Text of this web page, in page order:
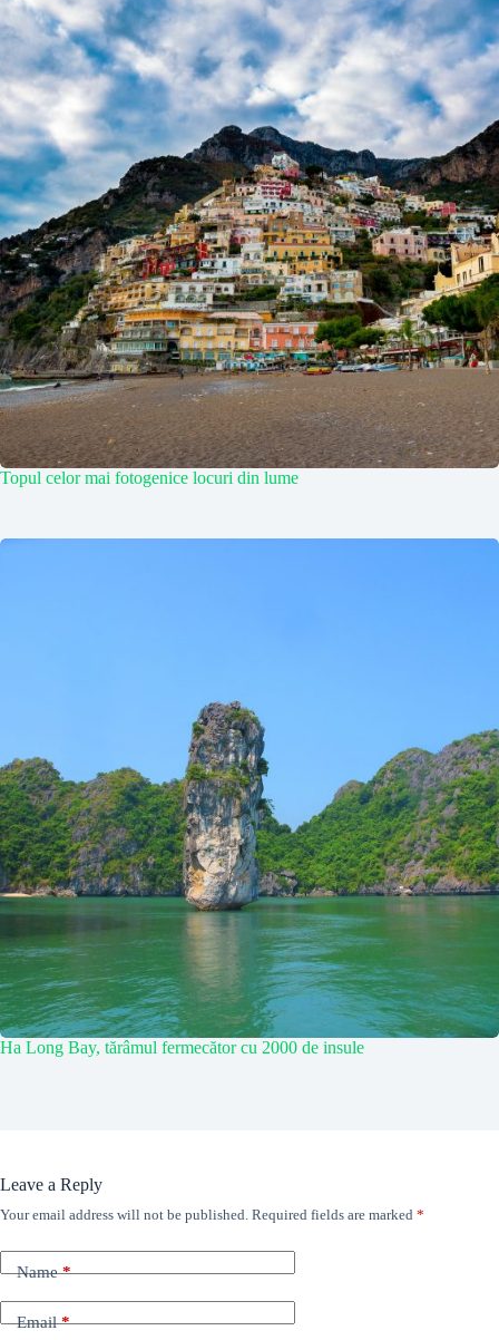
Topul celor mai fotogenice locuri din lume
Ha Long Bay, tărâmul fermecător cu 2000 de insule
Leave a Reply
Your email address will not be published. Required fields are marked *
Name*
Email*